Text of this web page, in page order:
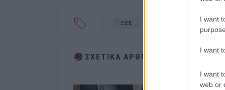
I want
I want
I want
web or
ΞΕΕ Αλέξανδρος
ΣΧΕΤΙΚA AΡΘΡΑ